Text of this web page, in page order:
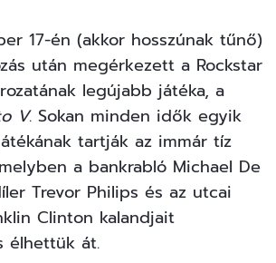
17-én (akkor hosszúnak tűnő)
után megérkezett a Rockstar
legújabb játéka, a
V. Sokan minden idők egyik
tartják az immár tíz
a bankrabló Michael De
Trevor Philips és az utcai
Clinton kalandjait
élhettük át.